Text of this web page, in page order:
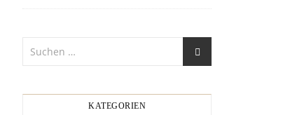
KATEGORIEN